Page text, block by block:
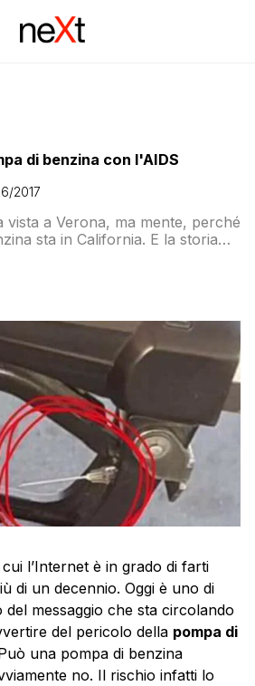
di benzina con l'AIDS
2017
vista a Verona, ma mente, perché
sta in California. E la storia
alla fine degli Anni Novanta
l’Internet è in grado di farti
di un decennio. Oggi è uno di
messaggio che sta circolando
del pericolo della pompa di
una pompa di benzina
no. Il rischio infatti lo